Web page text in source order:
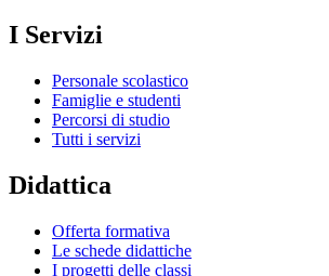
I Servizi
Personale scolastico
Famiglie e studenti
Percorsi di studio
Tutti i servizi
Didattica
Offerta formativa
Le schede didattiche
I progetti delle classi